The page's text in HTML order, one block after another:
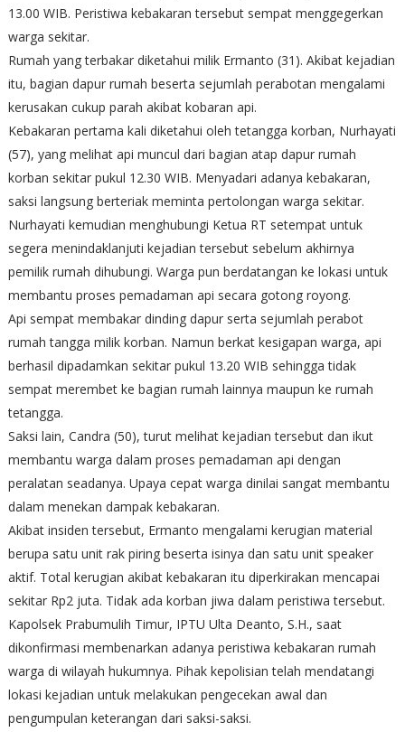
13.00 WIB. Peristiwa kebakaran tersebut sempat menggegerkan
warga sekitar.
Rumah yang terbakar diketahui milik Ermanto (31). Akibat kejadian
itu, bagian dapur rumah beserta sejumlah perabotan mengalami
kerusakan cukup parah akibat kobaran api.
Kebakaran pertama kali diketahui oleh tetangga korban, Nurhayati
(57), yang melihat api muncul dari bagian atap dapur rumah
korban sekitar pukul 12.30 WIB. Menyadari adanya kebakaran,
saksi langsung berteriak meminta pertolongan warga sekitar.
Nurhayati kemudian menghubungi Ketua RT setempat untuk
segera menindaklanjuti kejadian tersebut sebelum akhirnya
pemilik rumah dihubungi. Warga pun berdatangan ke lokasi untuk
membantu proses pemadaman api secara gotong royong.
Api sempat membakar dinding dapur serta sejumlah perabot
rumah tangga milik korban. Namun berkat kesigapan warga, api
berhasil dipadamkan sekitar pukul 13.20 WIB sehingga tidak
sempat merembet ke bagian rumah lainnya maupun ke rumah
tetangga.
Saksi lain, Candra (50), turut melihat kejadian tersebut dan ikut
membantu warga dalam proses pemadaman api dengan
peralatan seadanya. Upaya cepat warga dinilai sangat membantu
dalam menekan dampak kebakaran.
Akibat insiden tersebut, Ermanto mengalami kerugian material
berupa satu unit rak piring beserta isinya dan satu unit speaker
aktif. Total kerugian akibat kebakaran itu diperkirakan mencapai
sekitar Rp2 juta. Tidak ada korban jiwa dalam peristiwa tersebut.
Kapolsek Prabumulih Timur, IPTU Ulta Deanto, S.H., saat
dikonfirmasi membenarkan adanya peristiwa kebakaran rumah
warga di wilayah hukumnya. Pihak kepolisian telah mendatangi
lokasi kejadian untuk melakukan pengecekan awal dan
pengumpulan keterangan dari saksi-saksi.